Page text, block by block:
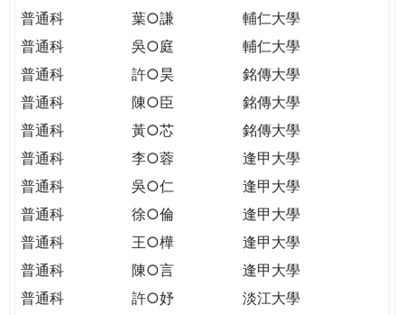
CITIZENSHIP
普通科
葉○謙
輔仁大學
普通科
吳○庭
輔仁大學
普通科
許○昊
銘傳大學
普通科
陳○臣
銘傳大學
普通科
黃○芯
銘傳大學
普通科
李○蓉
逢甲大學
普通科
吳○仁
逢甲大學
普通科
徐○倫
逢甲大學
普通科
王○樺
逢甲大學
普通科
陳○言
逢甲大學
普通科
許○妤
淡江大學